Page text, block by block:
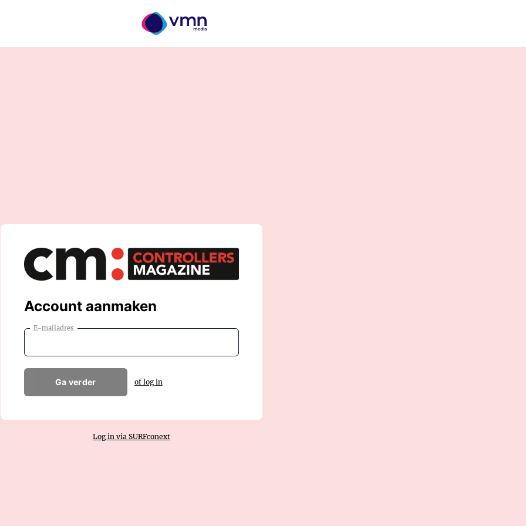
Account aanmaken
E-mailadres
Ga verder of log in
Log in via SURFconext